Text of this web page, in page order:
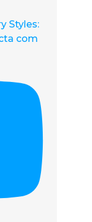
Styles:
com